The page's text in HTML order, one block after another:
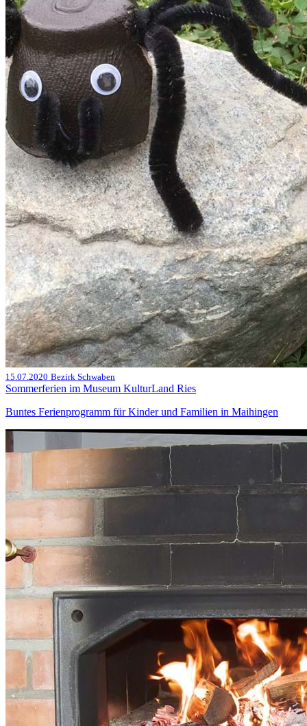
15.07.2020 Bezirk Schwaben
Sommerferien im Museum KulturLand Ries
Buntes Ferienprogramm für Kinder und Familien in Maihingen